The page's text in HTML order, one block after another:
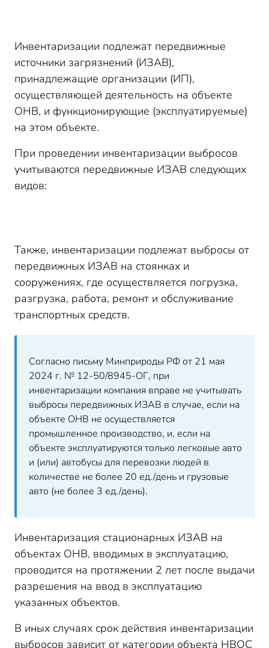
Инвентаризации подлежат передвижные
источники загрязнений (ИЗАВ),
принадлежащие организации (ИП),
осуществляющей деятельность на объекте
ОНВ, и функционирующие (эксплуатируемые)
на этом объекте.
При проведении инвентаризации выбросов
учитываются передвижные ИЗАВ следующих
видов:
Также, инвентаризации подлежат выбросы от
передвижных ИЗАВ на стоянках и
сооружениях, где осуществляется погрузка,
разгрузка, работа, ремонт и обслуживание
транспортных средств.
Согласно письму Минприроды РФ от 21 мая
2024 г. № 12-50/8945-ОГ, при
инвентаризации компания вправе не учитывать
выбросы передвижных ИЗАВ в случае, если на
объекте ОНВ не осуществляется
промышленное производство, и, если на
объекте эксплуатируются только легковые авто
и (или) автобусы для перевозки людей в
количестве не более 20 ед./день и грузовые
авто (не более 3 ед./день).
Инвентаризация стационарных ИЗАВ на
объектах ОНВ, вводимых в эксплуатацию,
проводится на протяжении 2 лет после выдачи
разрешения на ввод в эксплуатацию
указанных объектов.
В иных случаях срок действия инвентаризации
выбросов зависит от категории объекта НВОС